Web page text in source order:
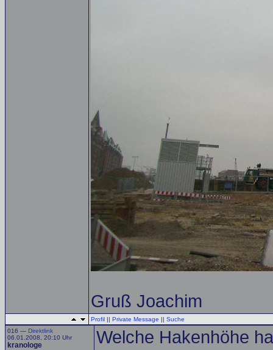
Gruß Joachim
Profil || Private Message || Suche
016 — Direktlink
06.01.2008, 20:10 Uhr
kranologe Welche Hakenhöhe